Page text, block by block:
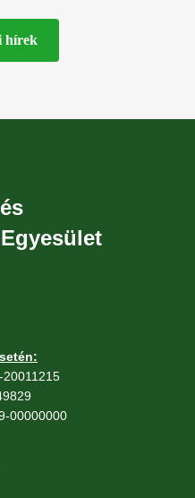
hírek
20011215
00000000